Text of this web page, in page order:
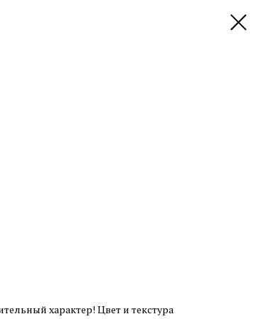
характер! Цвет и текстура